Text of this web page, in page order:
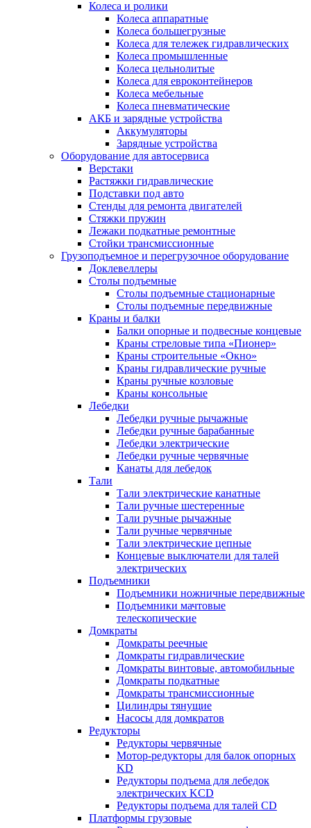
Колеса и ролики
Колеса аппаратные
Колеса большегрузные
Колеса для тележек гидравлических
Колеса промышленные
Колеса цельнолитые
Колеса для евроконтейнеров
Колеса мебельные
Колеса пневматические
АКБ и зарядные устройства
Аккумуляторы
Зарядные устройства
Оборудование для автосервиса
Верстаки
Растяжки гидравлические
Подставки под авто
Стенды для ремонта двигателей
Стяжки пружин
Лежаки подкатные ремонтные
Стойки трансмиссионные
Грузоподъемное и перегрузочное оборудование
Доклевеллеры
Столы подъемные
Столы подъемные стационарные
Столы подъемные передвижные
Краны и балки
Балки опорные и подвесные концевые
Краны стреловые типа «Пионер»
Краны строительные «Окно»
Краны гидравлические ручные
Краны ручные козловые
Краны консольные
Лебедки
Лебедки ручные рычажные
Лебедки ручные барабанные
Лебедки электрические
Лебедки ручные червячные
Канаты для лебедок
Тали
Тали электрические канатные
Тали ручные шестеренные
Тали ручные рычажные
Тали ручные червячные
Тали электрические цепные
Концевые выключатели для талей
электрических
Подъемники
Подъемники ножничные передвижные
Подъемники мачтовые
телескопические
Домкраты
Домкраты реечные
Домкраты гидравлические
Домкраты винтовые, автомобильные
Домкраты подкатные
Домкраты трансмиссионные
Цилиндры тянущие
Насосы для домкратов
Редукторы
Редукторы червячные
Мотор-редукторы для балок опорных
KD
Редукторы подъема для лебедок
электрических KCD
Редукторы подъема для талей CD
Платформы грузовые